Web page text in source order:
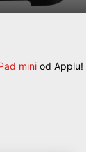
mini od Applu!